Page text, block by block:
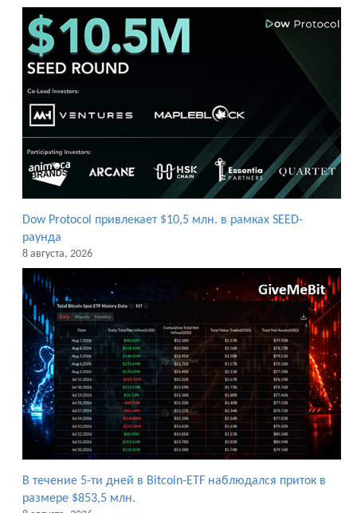
Dow Protocol привлекает $10,5 млн. в рамках SEED-
раунда
8 августа, 2026
В течение 5-ти дней в Bitcoin-ETF наблюдался приток в
размере $853,5 млн.